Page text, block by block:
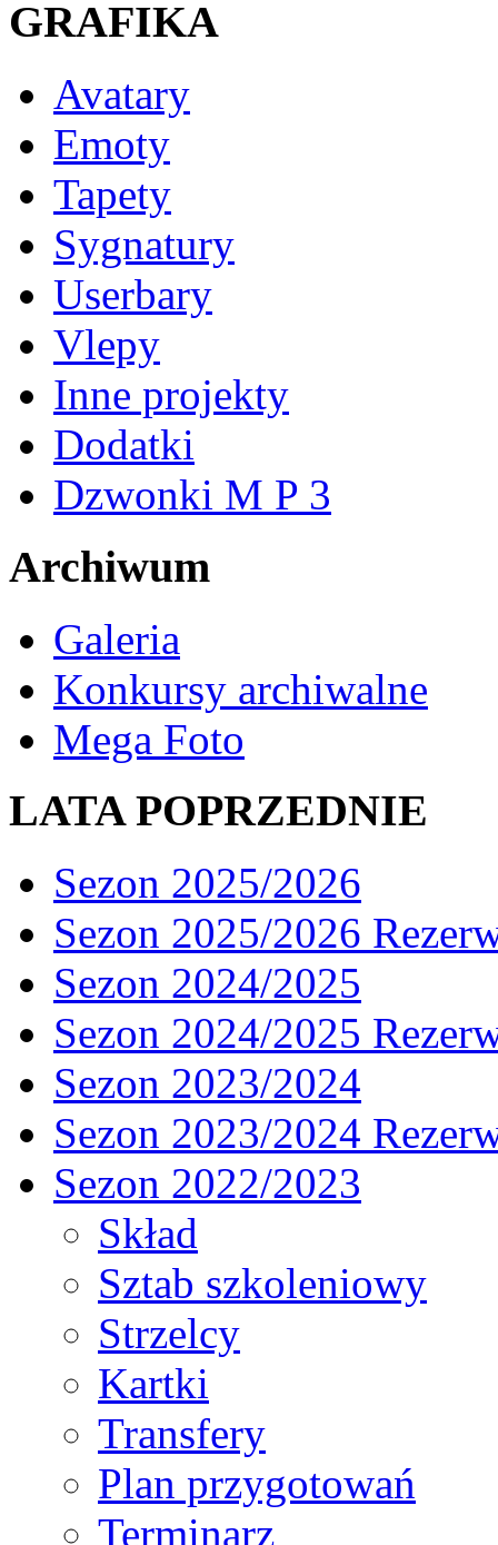
GRAFIKA
Avatary
Emoty
Tapety
Sygnatury
Userbary
Vlepy
Inne projekty
Dodatki
Dzwonki M P 3
Archiwum
Galeria
Konkursy archiwalne
Mega Foto
LATA POPRZEDNIE
Sezon 2025/2026
Sezon 2025/2026
Sezon 2024/2025
Sezon 2024/2025
Sezon 2023/2024
Sezon 2023/2024
Sezon 2022/2023
Skład
Sztab szkoleniowy
Strzelcy
Kartki
Transfery
Plan przygotowań
Terminarz